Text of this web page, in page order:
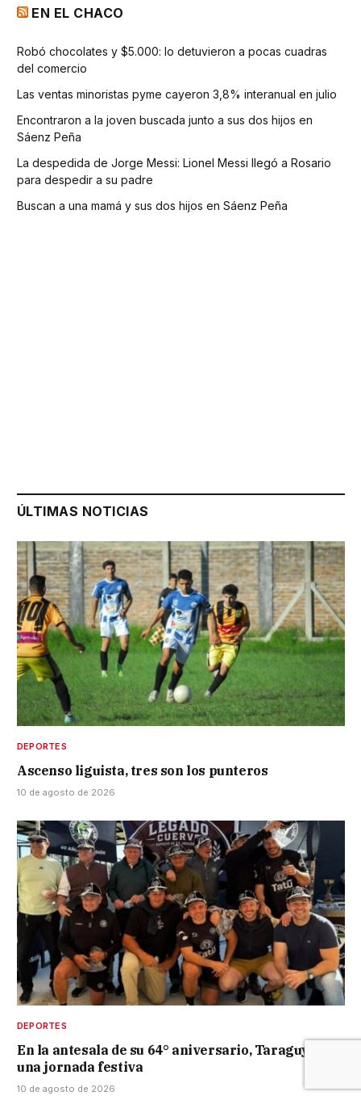
EN EL CHACO
Robó chocolates y $5.000: lo detuvieron a pocas cuadras
del comercio
Las ventas minoristas pyme cayeron 3,8% interanual en julio
Encontraron a la joven buscada junto a sus dos hijos en
Sáenz Peña
La despedida de Jorge Messi: Lionel Messi llegó a Rosario
para despedir a su padre
Buscan a una mamá y sus dos hijos en Sáenz Peña
ÚLTIMAS NOTICIAS
DEPORTES
Ascenso liguista, tres son los punteros
10 de agosto de 2026
DEPORTES
En la antesala de su 64° aniversario, Taraguy vivió
una jornada festiva
10 de agosto de 2026